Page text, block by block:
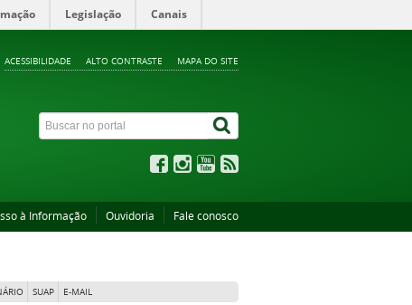
Legislação Canais
ACESSIBILIDADE ALTO CONTRASTE MAPA DO SITE
à Informação Ouvidoria Fale conosco
SUAP E-MAIL